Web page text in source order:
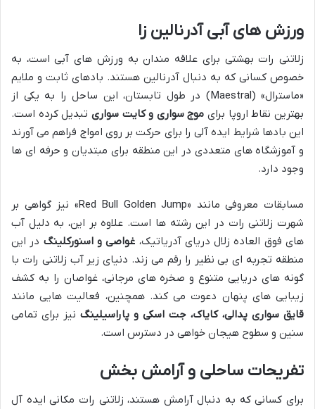
ورزش های آبی آدرنالین زا
زلاتنی رات بهشتی برای علاقه مندان به ورزش های آبی است، به
خصوص کسانی که به دنبال آدرنالین هستند. بادهای ثابت و ملایم
«ماسترال» (Maestral) در طول تابستان، این ساحل را به یکی از
بهترین نقاط اروپا برای موج سواری و کایت سواری تبدیل کرده است.
این بادها شرایط ایده آلی را برای حرکت بر روی امواج فراهم می آورند
و آموزشگاه های متعددی در این منطقه برای مبتدیان و حرفه ای ها
وجود دارد.
مسابقات معروفی مانند «Red Bull Golden Jump» نیز گواهی بر
شهرت زلاتنی رات در این رشته ها است. علاوه بر این، به دلیل آب
های فوق العاده زلال دریای آدریاتیک، غواصی و اسنورکلینگ در این
منطقه تجربه ای بی نظیر را رقم می زند. دنیای زیر آب زلاتنی رات با
گونه های دریایی متنوع و صخره های مرجانی، غواصان را به کشف
زیبایی های پنهان دعوت می کند. همچنین، فعالیت هایی مانند
قایق سواری پدالی، کایاک، جت اسکی و پاراسیلینگ نیز برای تمامی
سنین و سطوح هیجان خواهی در دسترس است.
تفریحات ساحلی و آرامش بخش
برای کسانی که به دنبال آرامش هستند، زلاتنی رات مکانی ایده آل